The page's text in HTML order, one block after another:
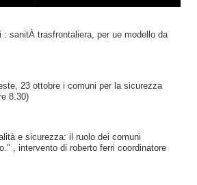
: sanitÀ trasfrontaliera, per ue modello da
23 ottobre i comuni per la sicurezza
8.30)
e sicurezza: il ruolo dei comuni
, intervento di roberto ferri coordinatore